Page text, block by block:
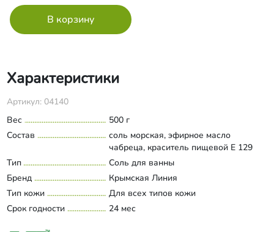
Характеристики
Артикул: 04140
Вес
500 г
Состав
соль морская, эфирное масло
чабреца, краситель пищевой Е 129
Тип
Соль для ванны
Бренд
Крымская Линия
Тип кожи
Для всех типов кожи
Срок годности
24 мес